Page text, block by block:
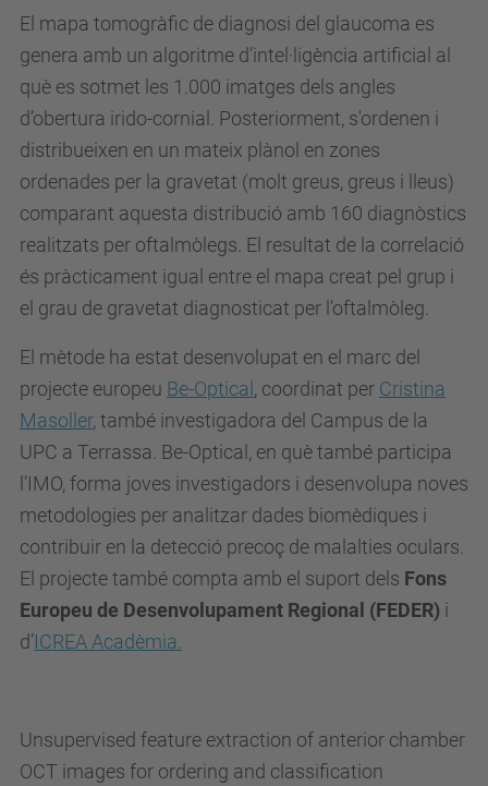
El mapa tomogràfic de diagnosi del glaucoma es
genera amb un algoritme d’intel·ligència artificial al
què es sotmet les 1.000 imatges dels angles
d’obertura irido-cornial. Posteriorment, s'ordenen i
distribueixen en un mateix plànol en zones
ordenades per la gravetat (molt greus, greus i lleus)
comparant aquesta distribució amb 160 diagnòstics
realitzats per oftalmòlegs. El resultat de la correlació
és pràcticament igual entre el mapa creat pel grup i
el grau de gravetat diagnosticat per l’oftalmòleg.
El mètode ha estat desenvolupat en el marc del
projecte europeu Be-Optical , coordinat per Cristina
Masoller, també investigadora del Campus de la
UPC a Terrassa. Be-Optical, en què també participa
l’IMO, forma joves investigadors i desenvolupa noves
metodologies per analitzar dades biomèdiques i
contribuir en la detecció precoç de malalties oculars.
El projecte també compta amb el suport dels Fons
Europeu de Desenvolupament Regional (FEDER) i
d’ICREA Acadèmia.
Unsupervised feature extraction of anterior chamber
OCT images for ordering and classification